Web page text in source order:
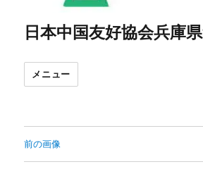
日本中国友好協会兵庫
メニュー
前の画像